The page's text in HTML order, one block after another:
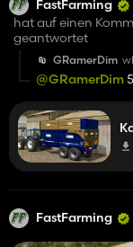
FastFarming
hat auf einen
geantwortet
GRamerDim
@GRamerDim
FastFarming